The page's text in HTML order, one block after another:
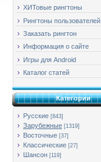
ХИТовые рингтоны
Рингтоны пользователей
Заказать рингтон
Информация о сайте
Игры для Android
Каталог статей
Категории
Русские [843]
Зарубежные [1319]
Восточные [37]
Классические [27]
Шансон [119]